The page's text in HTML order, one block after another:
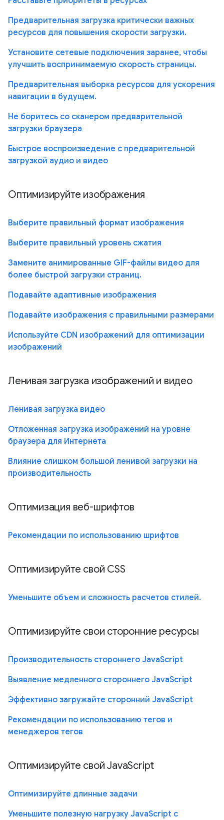
Предварительная загрузка критически важных
ресурсов для повышения скорости загрузки.
Установите сетевые подключения заранее, чтобы
улучшить воспринимаемую скорость страницы.
Предварительная выборка ресурсов для ускорения
навигации в будущем.
Не боритесь со сканером предварительной
загрузки браузера
Быстрое воспроизведение с предварительной
загрузкой аудио и видео
Оптимизируйте изображения
Выберите правильный формат изображения
Выберите правильный уровень сжатия
Замените анимированные GIF-файлы видео для
более быстрой загрузки страниц.
Подавайте адаптивные изображения
Подавайте изображения с правильными размерами
Используйте CDN изображений для оптимизации
изображений
Ленивая загрузка изображений и видео
Ленивая загрузка видео
Отложенная загрузка изображений на уровне
браузера для Интернета
Влияние слишком большой ленивой загрузки на
производительность
Оптимизация веб-шрифтов
Рекомендации по использованию шрифтов
Оптимизируйте свой CSS
Уменьшите объем и сложность расчетов стилей.
Оптимизируйте свои сторонние ресурсы
Производительность стороннего JavaScript
Выявление медленного стороннего JavaScript
Эффективно загружайте сторонний JavaScript
Рекомендации по использованию тегов и
менеджеров тегов
Оптимизируйте свой JavaScript
Оптимизируйте длинные задачи
Уменьшите полезную нагрузку JavaScript с